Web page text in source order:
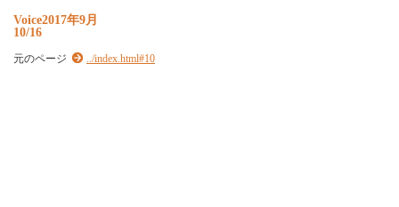
Voice2017年9月
10/16
元のページ ../index.html#10